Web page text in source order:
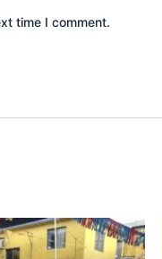
time I comment.